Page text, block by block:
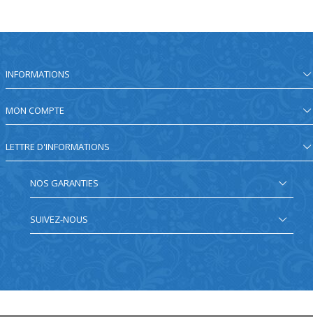
INFORMATIONS
MON COMPTE
LETTRE D'INFORMATIONS
NOS GARANTIES
SUIVEZ-NOUS